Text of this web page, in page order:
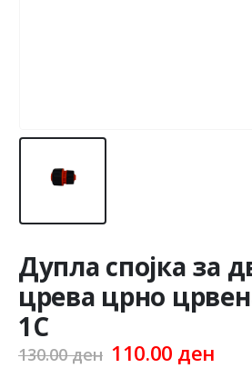
Дупла спојка за
црева црно
1C
130.00ден Original
110.00 ден